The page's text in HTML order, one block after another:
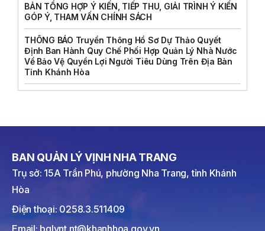
BẢN TỔNG HỢP Ý KIẾN, TIẾP THU, GIẢI TRÌNH Ý KIẾN
GÓP Ý, THAM VẤN CHÍNH SÁCH
THÔNG BÁO Truyền Thông Hồ Sơ Dự Thảo Quyết
Định Ban Hành Quy Chế Phối Hợp Quản Lý Nhà Nước
Về Bảo Vệ Quyền Lợi Người Tiêu Dùng Trên Địa Bàn
Tỉnh Khánh Hòa
BAN QUẢN LÝ VỊNH NHA TRANG
Trụ sở: 15A Trần Phú, phường Nha Trang, tỉnh Khánh
Hòa
Điện thoại: 0258.3.511409
Email: bqlvnt.nt@khanhhoa.gov.vn